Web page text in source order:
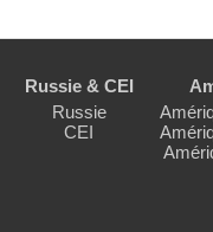
Russie & CEI
Russie
CEI